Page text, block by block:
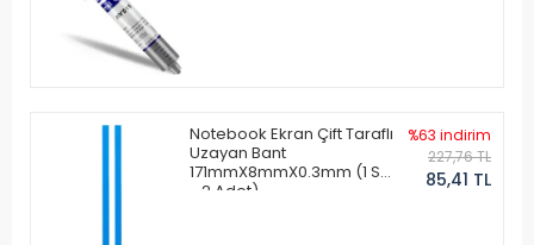
Notebook Ekran Çift Taraflı
Uzayan Bant
171mmX8mmX0.3mm (1 Set
- 2 Adet)
%63 indirim
227,76 TL
85,41 TL